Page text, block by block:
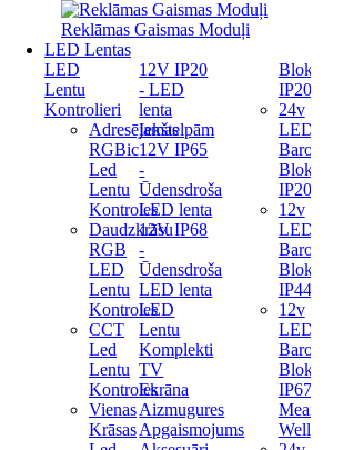
Reklāmas Gaismas Moduļi
LED Lentas
LED
Lentu
Kontrolieri
Adresējamas
RGBic
Led
Lentu
Kontroles
Daudzkrāsu
RGB
LED
Lentu
Kontroles
CCT
Led
Lentu
Kontroles
Vienas
Krāsas
12V IP20
- LED
lenta
Iekštelpām
12V IP65
-
Ūdensdroša
LED lenta
12V IP68
-
Ūdensdroša
LED lenta
LED
Lentu
Komplekti
TV
Ekrāna
Aizmugures
Apgaismojums
Bloks
IP20
24v
LED
Barošanas
Bloks
IP20
12v
LED
Barošanas
Bloks
IP44
12v
LED
Barošanas
Bloks
IP67
Mean
Well